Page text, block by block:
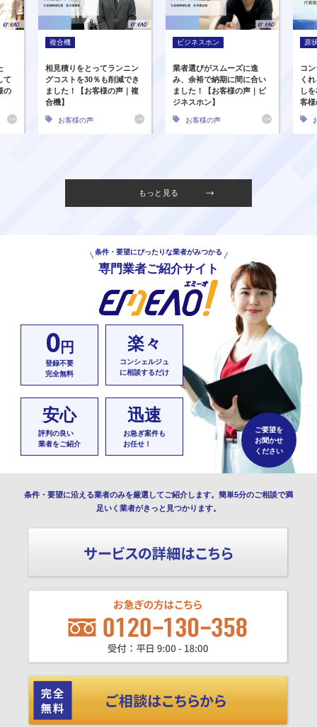
て
の
複合機
相見積りをとってランニン
グコストを30％も削減でき
ました！【お客様の声｜複
合機】
お客様の声
ビジネスホン
業者選びがスムーズに進
み、余裕で納期に間に合い
ました！【お客様の声｜ビ
ジネスホン】
お客様の声
原
コ
く
し
客
もっと見る
条件・要望にぴったりな業者がみつかる
専門業者ご紹介サイト
0円
登録不要
完全無料
楽々
コンシェルジュ
に相談するだけ
安心
評判の良い
業者をご紹介
迅速
お急ぎ案件も
お任せ！
ご要望を
お聞かせ
ください
条件・要望に沿える業者のみを厳選してご紹介します。簡単5分のご相談で満
足いく業者がきっと見つかります。